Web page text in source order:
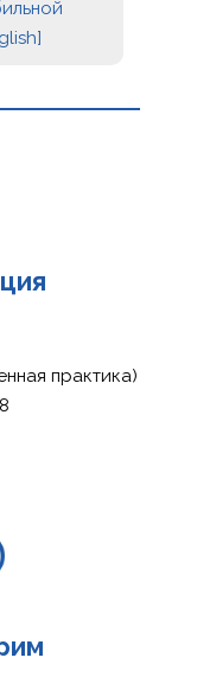
практика)